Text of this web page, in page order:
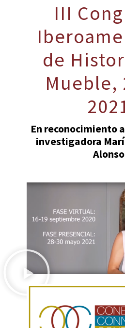
III
de
Mueble,
En reconocimiento
investigadora
Alonso